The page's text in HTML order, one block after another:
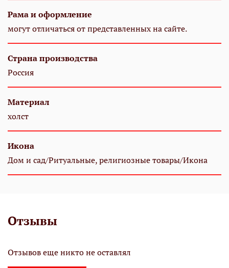
Рама и оформление
могут отличаться от представленных на сайте.
Страна производства
Россия
Материал
холст
Икона
Дом и сад/Ритуальные, религиозные товары/Икона
Отзывы
Отзывов еще никто не оставлял